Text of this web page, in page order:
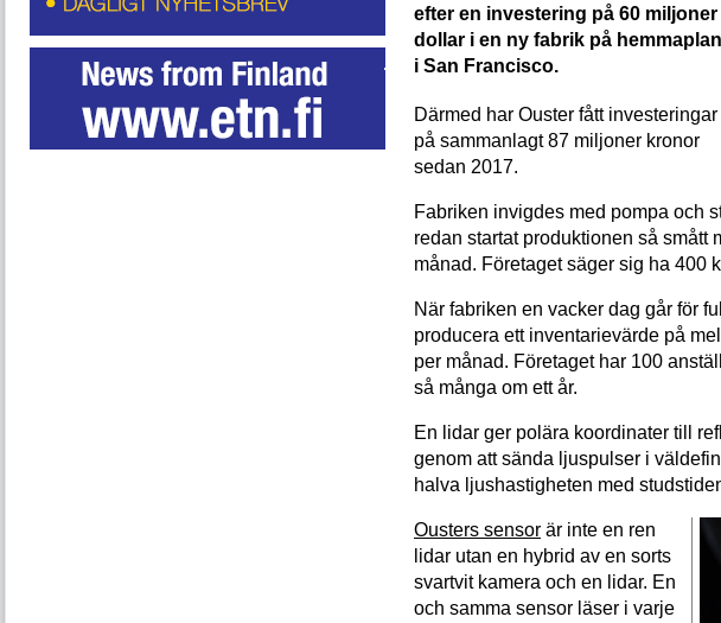
efter en investering på 60 miljoner
dollar i en ny fabrik på hemmaplan
i San Francisco.
Därmed har Ouster fått investeringar
på sammanlagt 87 miljoner kronor
sedan 2017.
Fabriken invigdes med pompa och
redan startat produktionen så smått
månad. Företaget säger sig ha 400
När fabriken en vacker dag går för
producera ett inventarievärde på
per månad. Företaget har 100
så många om ett år.
En lidar ger polära koordinater till
genom att sända ljuspulser i
halva ljushastigheten med
Ousters sensor är inte en ren
lidar utan en hybrid av en sorts
svartvit kamera och en lidar. En
och samma sensor läser i varje